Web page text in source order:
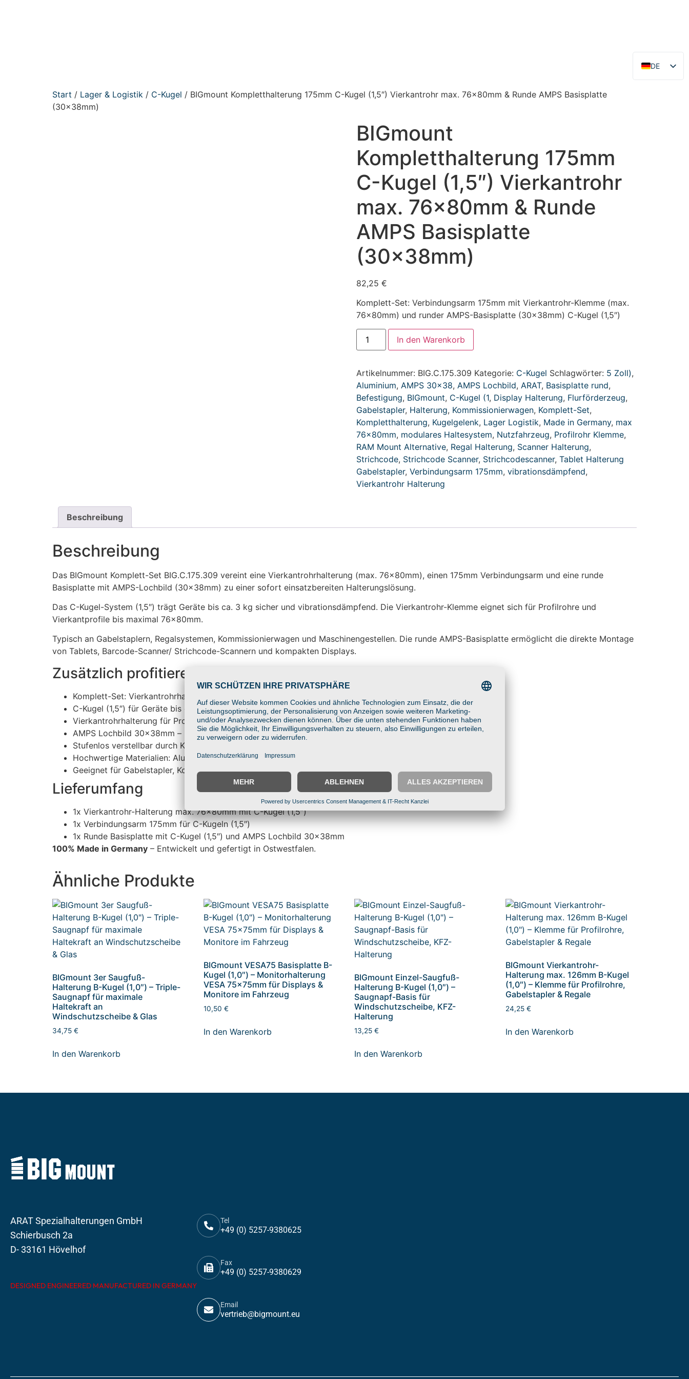
DE
EN
Start / Lager & Logistik / C-Kugel / BIGmount Kompletthalterung 175mm C-Kugel (1,5″) Vierkantrohr max. 76x80mm & Runde AMPS Basisplatte
(30x38mm)
BIGmount
Kompletthalterung 175mm
C-Kugel (1,5″) Vierkantrohr
max. 76x80mm & Runde
AMPS Basisplatte
(30x38mm)
82,25 €
Komplett-Set: Verbindungsarm 175mm mit Vierkantrohr-Klemme (max.
76x80mm) und runder AMPS-Basisplatte (30x38mm) C-Kugel (1,5″)
In den Warenkorb
Artikelnummer: BIG.C.175.309 Kategorie: C-Kugel Schlagwörter: 5 Zoll),
Aluminium, AMPS 30x38, AMPS Lochbild, ARAT, Basisplatte rund,
Befestigung, BIGmount, C-Kugel (1, Display Halterung, Flurförderzeug,
Gabelstapler, Halterung, Kommissionierwagen, Komplett-Set,
Kompletthalterung, Kugelgelenk, Lager Logistik, Made in Germany, max
76x80mm, modulares Haltesystem, Nutzfahrzeug, Profilrohr Klemme,
RAM Mount Alternative, Regal Halterung, Scanner Halterung,
Strichcode, Strichcode Scanner, Strichcodescanner, Tablet Halterung
Gabelstapler, Verbindungsarm 175mm, vibrationsdämpfend,
Vierkantrohr Halterung
Beschreibung
Beschreibung
Das BIGmount Komplett-Set BIG.C.175.309 vereint eine Vierkantrohrhalterung (max. 76x80mm), einen 175mm Verbindungsarm und eine runde
Basisplatte mit AMPS-Lochbild (30x38mm) zu einer sofort einsatzbereiten Halterungslösung.
Das C-Kugel-System (1,5″) trägt Geräte bis ca. 3 kg sicher und vibrationsdämpfend. Die Vierkantrohr-Klemme eignet sich für Profilrohre und
Vierkantprofile bis maximal 76x80mm.
Typisch an Gabelstaplern, Regalsystemen, Kommissionierwagen und Maschinengestellen. Die runde AMPS-Basisplatte ermöglicht die direkte Montage
von Tablets, Barcode-Scanner/ Strichcode-Scannern und kompakten Displays.
Zusätzlich profitieren Sie von:
Komplett-Set: Vierkantrohrhalterung + 175mm Verbinder + Runde AMPS-Basisplatte
C-Kugel (1,5″) für Geräte bis ca. 3 kg
Vierkantrohrhalterung für Profile bis max. 76x80mm
AMPS Lochbild 30x38mm – kompatibel mit Tablets, Scannern & Displays
Stufenlos verstellbar durch Kugelgelenk-Technik
Hochwertige Materialien: Aluminium & glasfaserverstärkter Kunststoff
Geeignet für Gabelstapler, Kommissionierwagen, Regale & Industrie
Lieferumfang
1x Vierkantrohr-Halterung max. 76x80mm mit C-Kugel (1,5″)
1x Verbindungsarm 175mm für C-Kugeln (1,5″)
1x Runde Basisplatte mit C-Kugel (1,5″) und AMPS Lochbild 30x38mm
100% Made in Germany – Entwickelt und gefertigt in Ostwestfalen.
Ähnliche Produkte
BIGmount 3er Saugfuß-
Halterung B-Kugel (1,0″) – Triple-
Saugnapf für maximale
Haltekraft an
Windschutzscheibe & Glas
34,75 €
In den Warenkorb
BIGmount VESA75 Basisplatte B-
Kugel (1,0″) – Monitorhalterung
VESA 75x75mm für Displays &
Monitore im Fahrzeug
10,50 €
In den Warenkorb
BIGmount Einzel-Saugfuß-
Halterung B-Kugel (1,0″) –
Saugnapf-Basis für
Windschutzscheibe, KFZ-
Halterung
13,25€
In den Warenkorb
BIGmount Vierkantrohr-
Halterung max. 126mm B-Kugel
(1,0″) – Klemme für Profilrohre,
Gabelstapler & Regale
24,25€
In den Warenkorb
ARAT Spezialhalterungen GmbH
Schierbusch 2a
D- 33161 Hövelhof
DESIGNED ENGINEERED MANUFACTURED IN GERMANY
Tel
+49 (0) 5257-9380625
Fax
+49 (0) 5257-9380629
Email
vertrieb@bigmount.eu